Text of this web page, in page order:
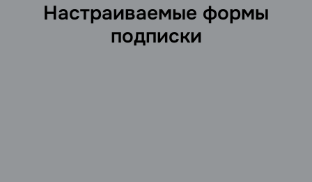
Настраиваемые формы
подписки